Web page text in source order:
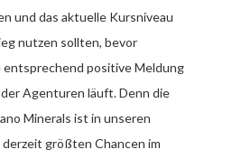
und das aktuelle Kursniveau
nutzen sollten, bevor
entsprechend positive Meldung
Agenturen läuft. Denn die
Minerals ist in unseren
größten Chancen im